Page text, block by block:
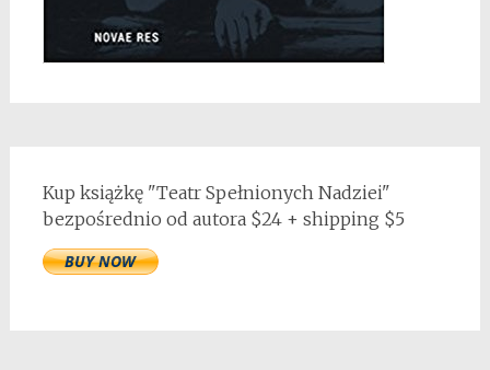
Kup książkę "Teatr Spełnionych Nadziei"
bezpośrednio od autora $24 + shipping $5